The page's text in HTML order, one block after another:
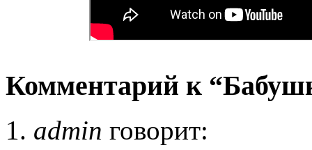
Комментарий к
admin говорит: